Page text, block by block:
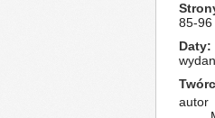
85-96
Daty
autor